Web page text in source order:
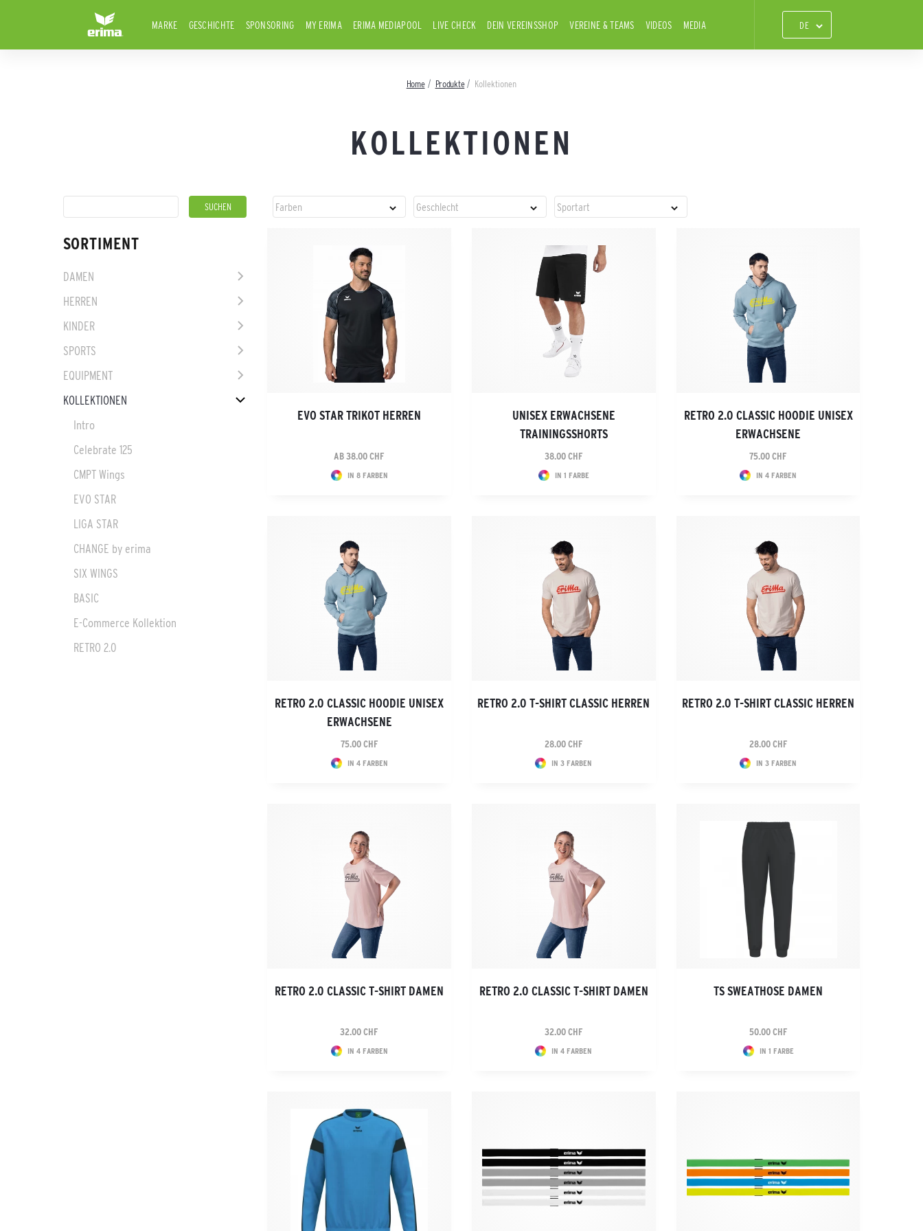
MARKE GESCHICHTE SPONSORING MY ERIMA ERIMA MEDIAPOOL LIVE CHECK DEIN VEREINSSHOP VEREINE & TEAMS VIDEOS MEDIA
Home Produkte Kollektionen
KOLLEKTIONEN
SORTIMENT
DAMEN
HERREN
KINDER
SPORTS
EQUIPMENT
KOLLEKTIONEN
Intro
Celebrate 125
CMPT Wings
EVO STAR
LIGA STAR
CHANGE by erima
SIX WINGS
BASIC
E-Commerce Kollektion
RETRO 2.0
EVO STAR TRIKOT HERREN
AB 38.00 CHF
IN 8 FARBEN
UNISEX ERWACHSENE
TRAININGSSHORTS
38.00 CHF
IN 1 FARBE
RETRO 2.0 CLASSIC HOODIE UNISEX
ERWACHSENE
75.00 CHF
IN 4 FARBEN
RETRO 2.0 CLASSIC HOODIE UNISEX
ERWACHSENE
75.00 CHF
IN 4 FARBEN
RETRO 2.0 T-SHIRT CLASSIC HERREN
28.00 CHF
IN 3 FARBEN
RETRO 2.0 T-SHIRT CLASSIC HERREN
28.00 CHF
IN 3 FARBEN
RETRO 2.0 CLASSIC T-SHIRT DAMEN
32.00 CHF
IN 4 FARBEN
RETRO 2.0 CLASSIC T-SHIRT DAMEN
32.00 CHF
IN 4 FARBEN
TS SWEATHOSE DAMEN
50.00 CHF
IN 1 FARBE